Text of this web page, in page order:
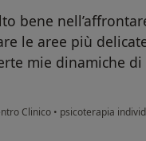
bene
le aree più
mie dinamiche
Clinico • psicoterapia